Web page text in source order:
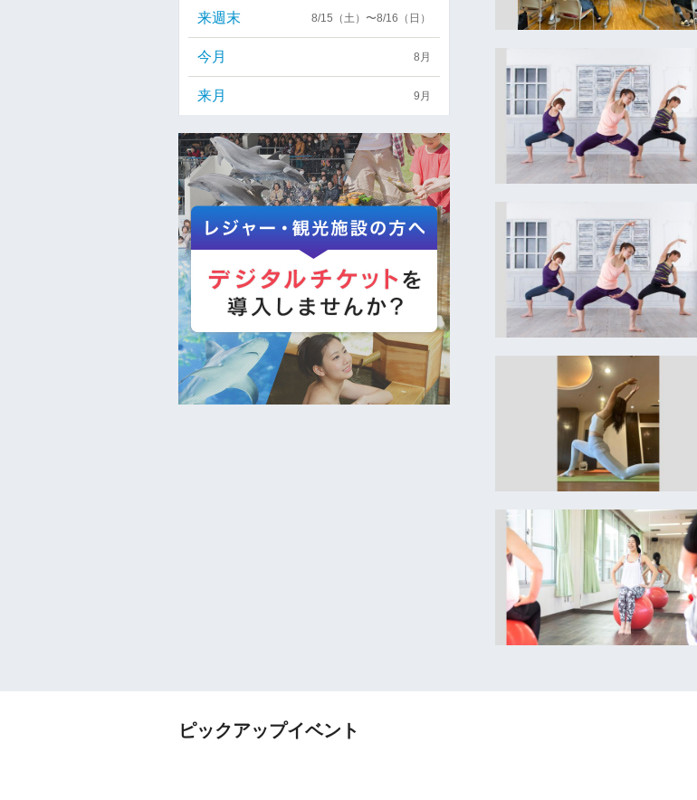
来週末 8/15（土）〜8/16（日）
今月 8月
来月 9月
ピックアップイベント